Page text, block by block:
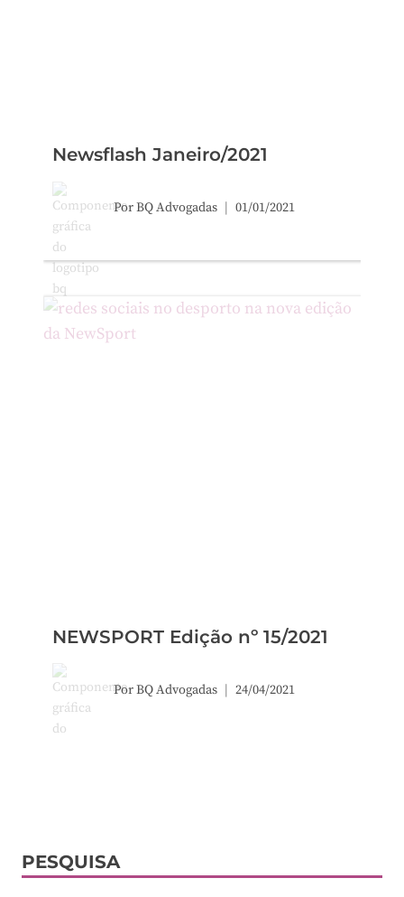
Newsflash Janeiro/2021
PorBQ Advogadas 01/01/2021
NEWSPORT Edição nº 15/2021
PorBQ Advogadas 24/04/2021
PESQUISA